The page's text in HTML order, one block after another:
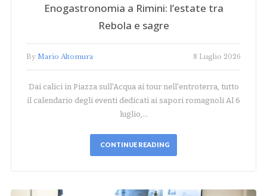
Enogastronomia a Rimini: l’estate tra
Rebola e sagre
By Mario Altomura 8 Luglio 2026
Dai calici in Piazza sull'Acqua ai tour nell'entroterra, tutto
il calendario degli eventi dedicati ai sapori romagnoli Al 6
luglio,…
CONTINUE READING